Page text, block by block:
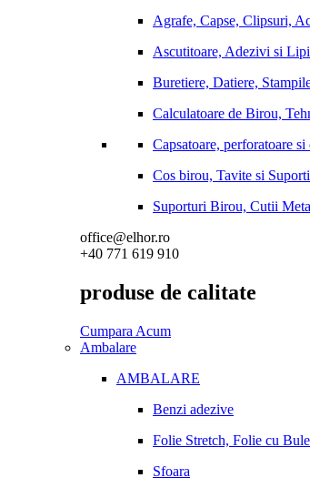
Agrafe, Capse, Clipsuri,
Ascutitoare, Adezivi si
Buretiere, Datiere,
Calculatoare de Birou,
Capsatoare, perforatoare si
Cos birou, Tavite si
Suporturi Birou, Cutii
office@elhor.ro
+40 771 619 910
produse de calitate
Cumpara Acum
Ambalare
AMBALARE
Benzi adezive
Folie Stretch, Folie cu Bule
Sfoara